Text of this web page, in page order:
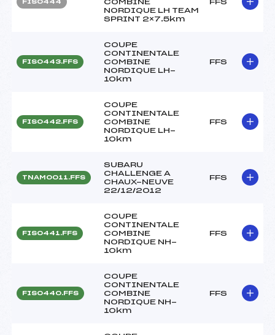
FIS0444
COMBINE
NORDIQUE LH TEAM
SPRINT 2×7.5km
FFS
FIS0443.FFS
COUPE
CONTINENTALE
COMBINE
NORDIQUE LH-
10km
FFS
FIS0442.FFS
COUPE
CONTINENTALE
COMBINE
NORDIQUE LH-
10km
FFS
TNAM0011.FFS
SUBARU
CHALLENGE A
CHAUX-NEUVE
22/12/2012
FFS
FIS0441.FFS
COUPE
CONTINENTALE
COMBINE
NORDIQUE NH-
10km
FFS
FIS0440.FFS
COUPE
CONTINENTALE
COMBINE
NORDIQUE NH-
10km
FFS